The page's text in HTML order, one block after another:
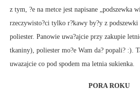
z tym, ?e na metce jest napisane „podszewka
rzeczywisto?ci tylko r?kawy by?y z podszewki
poliester. Panowie uwa?ajcie przy zakupie
tkaniny), poliester mo?e Wam da? popali? :).
uwazajcie co pod spodem ma letnia sukienka.
PORA ROKU